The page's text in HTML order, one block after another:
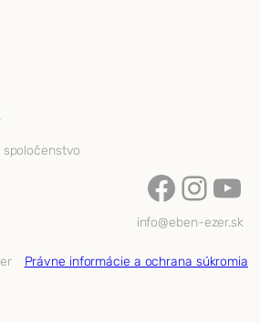
Facebook InstagramYouTube
info@eben-ezer.sk
Právne informácie a ochrana súkromia